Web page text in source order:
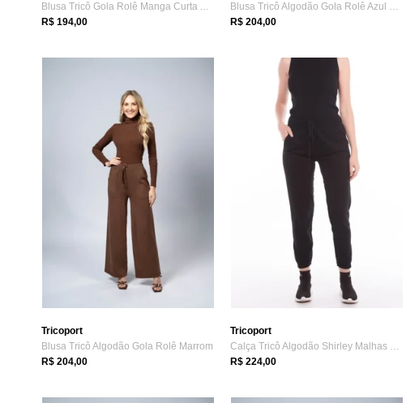
Blusa Tricô Gola Rolê Manga Curta Argila
R$ 194,00
Blusa Tricô Algodão Gola Rolê Azul Petróleo
R$ 204,00
Tricoport
Blusa Tricô Algodão Gola Rolê Marrom
R$ 204,00
Tricoport
Calça Tricô Algodão Shirley Malhas Jogger Preto
R$ 224,00